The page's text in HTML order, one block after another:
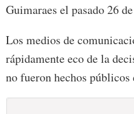
Guimaraes el pasado 26
Los medios de
rápidamente eco de la
no fueron hechos